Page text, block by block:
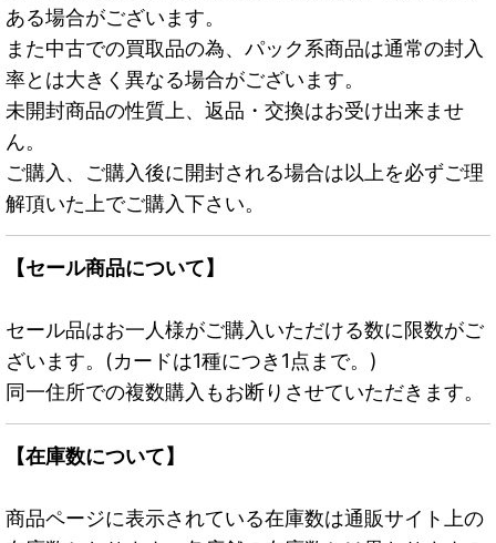
ある場合がございます。
また中古での買取品の為、パック系商品は通常の封入
率とは大きく異なる場合がございます。
未開封商品の性質上、返品・交換はお受け出来ませ
ん。
ご購入、ご購入後に開封される場合は以上を必ずご理
解頂いた上でご購入下さい。
【セール商品について】
セール品はお一人様がご購入いただける数に限数がご
ざいます。(カードは1種につき1点まで。)
同一住所での複数購入もお断りさせていただきます。
【在庫数について】
商品ページに表示されている在庫数は通販サイト上の